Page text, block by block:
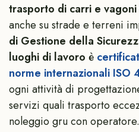
trasporto di carri e
anche su strade e terreni
di Gestione della
luoghi di lavoro è
norme internazionali ISO
ogni attività di
servizi quali trasporto
noleggio gru con operatore.